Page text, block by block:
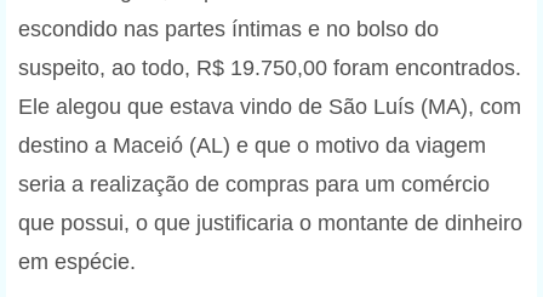
escondido nas partes íntimas e no bolso do
suspeito, ao todo, R$ 19.750,00 foram encontrados.
Ele alegou que estava vindo de São Luís (MA), com
destino a Maceió (AL) e que o motivo da viagem
seria a realização de compras para um comércio
que possui, o que justificaria o montante de dinheiro
em espécie.